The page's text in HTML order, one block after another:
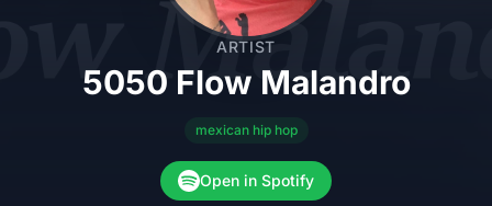
ARTIST
5050 Flow Malandro
mexican hip hop
Open in Spotify